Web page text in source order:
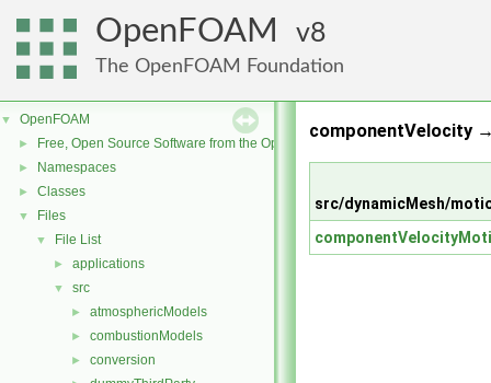
OpenFOAM 8
The OpenFOAM Foundation
▼ OpenFOAM
► Free, Open Source Software from the OpenFOAM Foundation
► Namespaces
► Classes
▼ Files
▼ File List
► applications
▼ src
► atmosphericModels
► combustionModels
► conversion
componentVelocity
src/dynamicMesh/